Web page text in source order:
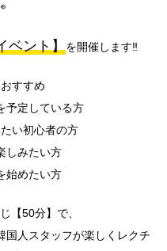
ベント】を開催します‼️
すすめ
予定している方
い初心者の方
しみたい方
始めたい方
【50分】で、
国人スタッフが楽しくレクチ